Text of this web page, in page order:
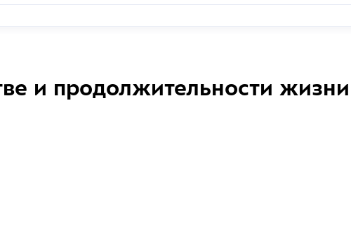
и продолжительности жизни